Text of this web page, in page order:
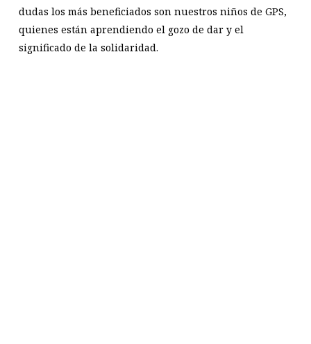
dudas los más beneficiados son nuestros niños de GPS,
quienes están aprendiendo el gozo de dar y el
significado de la solidaridad.